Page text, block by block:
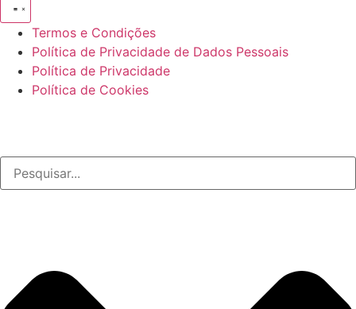
Termos e Condições
Política de Privacidade de Dados Pessoais
Política de Privacidade
Política de Cookies